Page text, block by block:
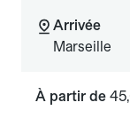
Arrivée
Marseille
À partir de